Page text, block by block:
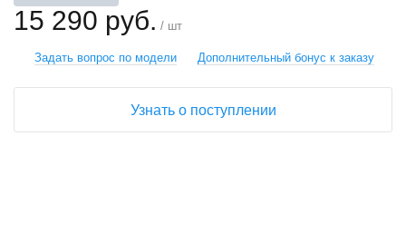
15 290 руб. / шт
Задать вопрос по модели Дополнительный бонус к заказу
Узнать о поступлении